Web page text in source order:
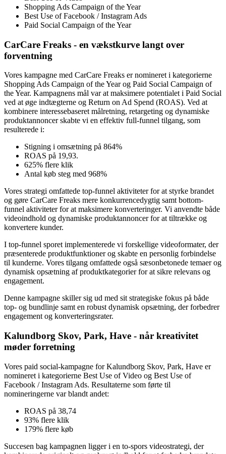
Best Use of Video
Shopping Ads Campaign of the Year
Paid Social Campaign of the Year
CarCare Freaks - en vækstkurve langt over
forventning
Vores kampagne med CarCare Freaks er nomineret i kategorierne
Shopping Ads Campaign of the Year og Paid Social Campaign of
the Year. Kampagnens mål var at maksimere potentialet i Paid Social
ved at øge indtægterne og Return on Ad Spend (ROAS). Ved at
kombinere interessebaseret målretning, retargeting og dynamiske
resulterede i:
Stigning i omsætning på 864%
ROAS på 19,93.
Antal køb steg med 968%
Vores strategi omfattede top-funnel aktiviteter for at styrke brandet
og gøre CarCare Freaks mere konkurrencedygtig samt bottom-
funnel aktiviteter for at maksimere konverteringer. Vi anvendte både
konvertere kunder.
I top-funnel sporet implementerede vi forskellige videoformater, der
præsenterede produktfunktioner og skabte en personlig forbindelse
til kunderne. Vores tilgang omfattede også sæsonbetonede temaer og
engagement.
Denne kampagne skiller sig ud med sit strategiske fokus på både
engagement og konverteringsrater.
møder forretning
Vores paid social-kampagne for Kalundborg Skov, Park, Have er
nomineret i kategorierne Best Use of Video og Best Use of
nomineringerne var blandt andet:
ROAS på 38,74
179% flere køb